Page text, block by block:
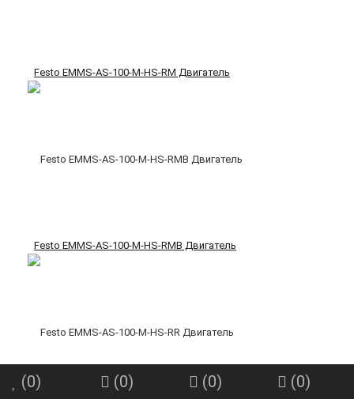
Festo EMMS-AS-100-M-HS-RM Двигатель
Festo EMMS-AS-100-M-HS-RMB Двигатель
(0) (0) (0) (0)